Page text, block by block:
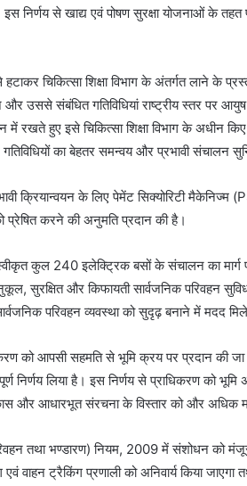
निर्णय से खाद्य एवं पोषण सुरक्षा योजनाओं के तहत
चिकित्सा शिक्षा विभाग के अंतर्गत लाने के
उससे संबंधित गतिविधियां राष्ट्रीय स्तर पर
रखते हुए इसे चिकित्सा शिक्षा विभाग के अधीन किए
का बेहतर समन्वय और प्रभावी संचालन
क्रियान्वयन के लिए पेमेंट सिक्योरिटी मैकेनिज्म
करने की अनुमति प्रदान की है।
कुल 240 इलेक्ट्रिक बसों के संचालन का मार्ग
सुरक्षित और किफायती सार्वजनिक परिवहन
परिवहन व्यवस्था को सुदृढ़ बनाने में मदद
को आपसी सहमति से भूमि क्रय पर प्रदान की जा
निर्णय लिया है। इस निर्णय से प्राधिकरण को भूमि
और आधारभूत संरचना के विस्तार को और अधिक
तथा भण्डारण) नियम, 2009 में संशोधन को
ट्रैकिंग प्रणाली को अनिवार्य किया जाएगा